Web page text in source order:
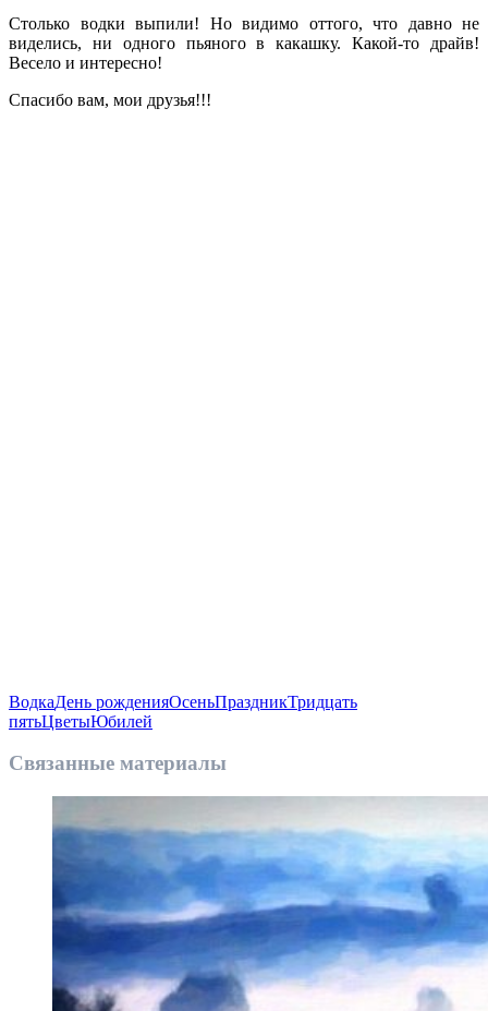
Столько водки выпили! Но видимо оттого, что давно не
виделись, ни одного пьяного в какашку. Какой-то драйв!
Весело и интересно!
Спасибо вам, мои друзья!!!
ВодкаДень рожденияОсеньПраздникТридцать
пятьЦветыЮбилей
Связанные материалы